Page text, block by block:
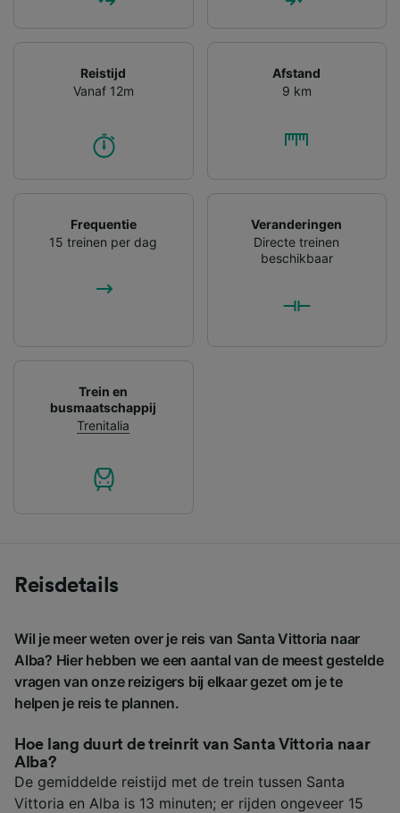
Reistijd
Vanaf 12m
Afstand
9 km
Frequentie
15 treinen per dag
Veranderingen
Directe treinen
beschikbaar
Trein en
busmaatschappij
Trenitalia
Reisdetails
Wil je meer weten over je reis van Santa Vittoria naar
Alba? Hier hebben we een aantal van de meest gestelde
vragen van onze reizigers bij elkaar gezet om je te
helpen je reis te plannen.
Hoe lang duurt de treinrit van Santa Vittoria naar
Alba?
De gemiddelde reistijd met de trein tussen Santa
Vittoria en Alba is 13 minuten; er rijden ongeveer 15